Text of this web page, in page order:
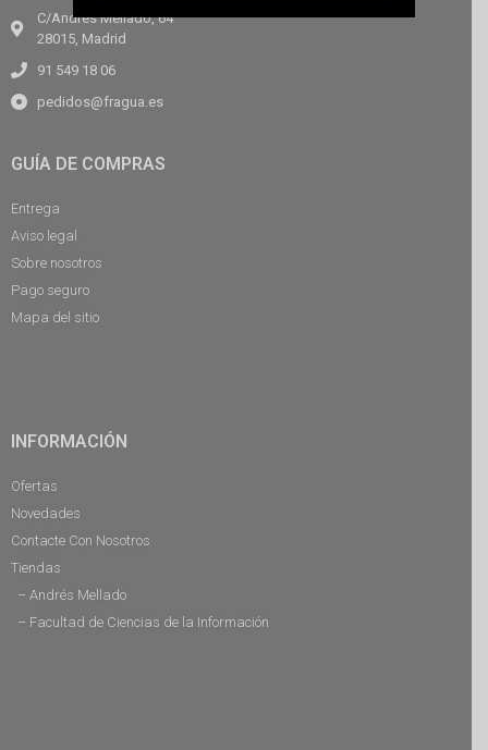
C/Andrés Mellado, 64
28015, Madrid
91 549 18 06
pedidos@fragua.es
GUÍA DE COMPRAS
Entrega
Aviso legal
Sobre nosotros
Pago seguro
Mapa del sitio
INFORMACIÓN
Ofertas
Novedades
Contacte Con Nosotros
Tiendas
– Andrés Mellado
– Facultad de Ciencias de la Información